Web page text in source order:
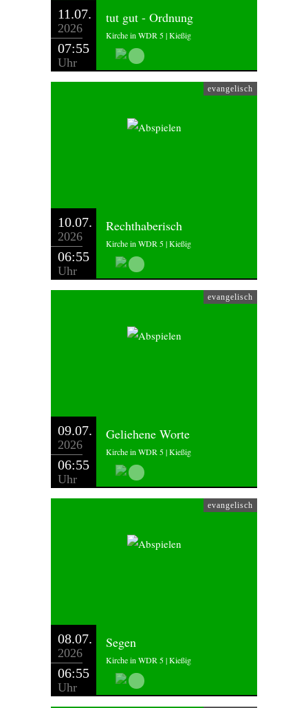
11.07.
2026
07:55
Uhr
tut gut - Ordnung
Kirche in WDR 5 | Kießig
evangelisch
10.07.
2026
06:55
Uhr
Rechthaberisch
Kirche in WDR 5 | Kießig
evangelisch
09.07.
2026
06:55
Uhr
Geliehene Worte
Kirche in WDR 5 | Kießig
evangelisch
08.07.
2026
06:55
Uhr
Segen
Kirche in WDR 5 | Kießig